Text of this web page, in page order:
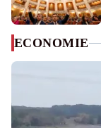
ECONOMIE